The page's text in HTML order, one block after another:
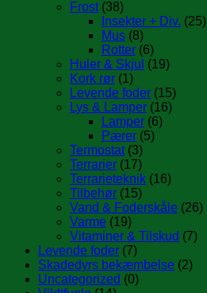
Frost (38)
Insekter + Div. (25)
Mus (8)
Rotter (6)
Huler & Skjul (19)
Kork rør (1)
Levende foder (15)
Lys & Lamper (16)
Lamper (6)
Pærer (5)
Termostat (3)
Terrarier (17)
Terrarieteknik (16)
Tilbehør (15)
Vand & Foderskåle (26)
Varme (19)
Vitaminer & Tilskud (7)
Levende foder (7)
Skadedyrs bekæmbelse (2)
Uncategorized (0)